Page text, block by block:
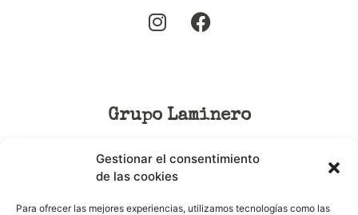
Gestionar el consentimiento
de las cookies
Para ofrecer las mejores experiencias, utilizamos tecnologías como las
Grupo Laminero
Birabola